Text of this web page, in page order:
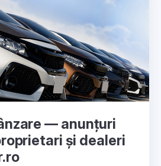
— anunțuri
și dealeri